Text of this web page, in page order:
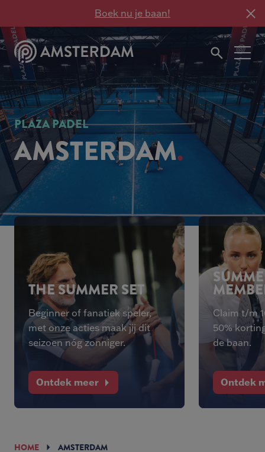
Boek nu je baan!
PLAZA PADEL
AMSTERDAM
THE SUMMER SET
Beginner of fanatiek speler,
met onze acties maak jij dit
seizoen nóg zonniger.
Ontdek meer
Claim t/m
50%
de baan.
Ontdek
HOME AMSTERDAM